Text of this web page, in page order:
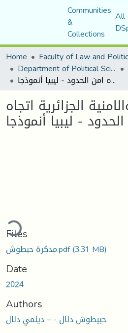
Communities
&
Collections
All
Home
Department of Political Sciences
الاستراتيجيةالامنية الجزائرية اتجاه امن الحدود - ليبيا أنموذجا -
الجزائرية اتجاه
Loading...
Files
مدكرة حبطوش.pdf(3.31 MB)
Date
2024
Authors
حبيطوش دلال - – ديلمي دلال